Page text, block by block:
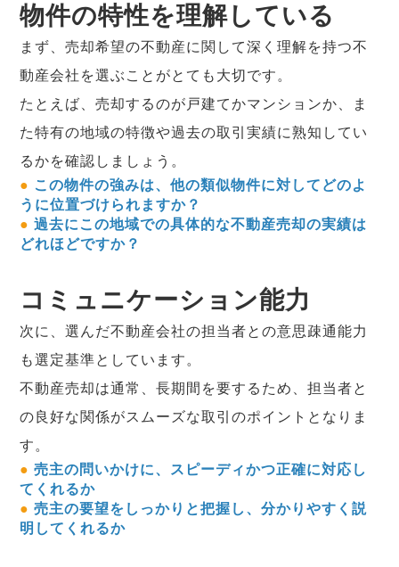
物件の特性を理解している
まず、売却希望の不動産に関して深く理解を持つ不
動産会社を選ぶことがとても大切です。
たとえば、売却するのが戸建てかマンションか、ま
た特有の地域の特徴や過去の取引実績に熟知してい
るかを確認しましょう。
● この物件の強みは、他の類似物件に対してどのよ
うに位置づけられますか？
● 過去にこの地域での具体的な不動産売却の実績は
どれほどですか？
コミュニケーション能力
次に、選んだ不動産会社の担当者との意思疎通能力
も選定基準としています。
不動産売却は通常、長期間を要するため、担当者と
の良好な関係がスムーズな取引のポイントとなりま
す。
● 売主の問いかけに、スピーディかつ正確に対応し
てくれるか
● 売主の要望をしっかりと把握し、分かりやすく説
明してくれるか